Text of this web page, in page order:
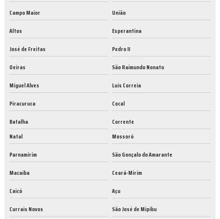
Campo Maior
União
Altos
Esperantina
José de Freitas
Pedro II
Oeiras
São Raimundo Nonato
Miguel Alves
Luís Correia
Piracuruca
Cocal
Batalha
Corrente
Natal
Mossoró
Parnamirim
São Gonçalo do Amarante
Macaíba
Ceará-Mirim
Caicó
Açu
Currais Novos
São José de Mipibu